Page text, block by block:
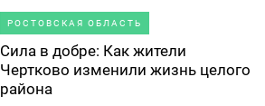
РОСТОВСКАЯ ОБЛАСТЬ
Сила в добре: Как жители
Чертково изменили жизнь целого
района